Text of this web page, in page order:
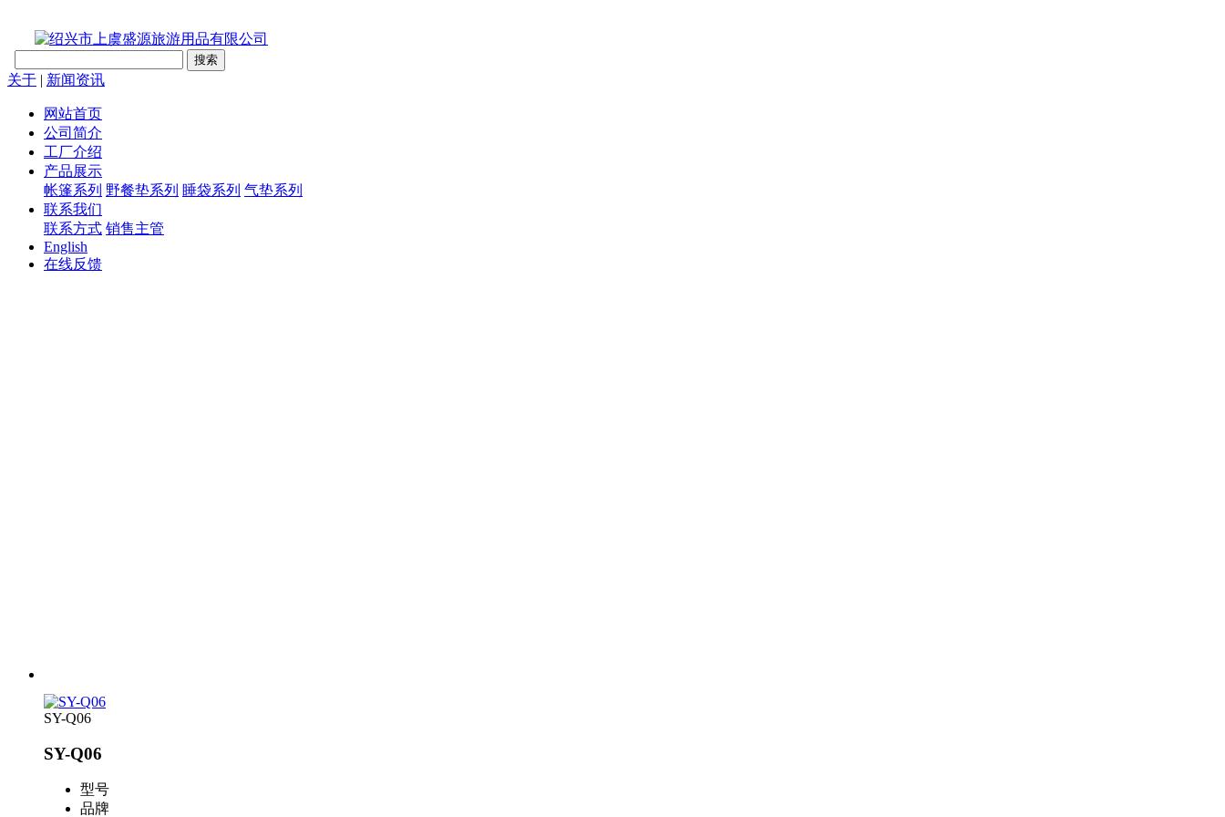
关于 | 新闻资讯
网站首页
公司简介
工厂介绍
产品展示
帐篷系列 野餐垫系列 睡袋系列 气垫系列
联系我们
联系方式 销售主管
English
在线反馈
SY-Q06
SY-Q06
型号
品牌